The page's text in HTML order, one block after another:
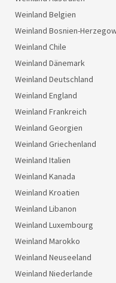
Weinland Belgien
Weinland Bosnien-
Weinland Chile
Weinland Dänemark
Weinland Deutschland
Weinland England
Weinland Frankreich
Weinland Georgien
Weinland Griechenland
Weinland Italien
Weinland Kanada
Weinland Kroatien
Weinland Libanon
Weinland Luxembourg
Weinland Marokko
Weinland Neuseeland
Weinland Niederlande